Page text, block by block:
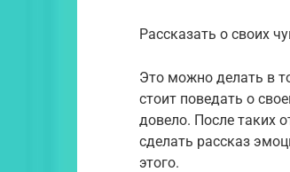
Рассказать о своих
Это можно делать в
стоит поведать о
довело. После таких
сделать рассказ
этого.